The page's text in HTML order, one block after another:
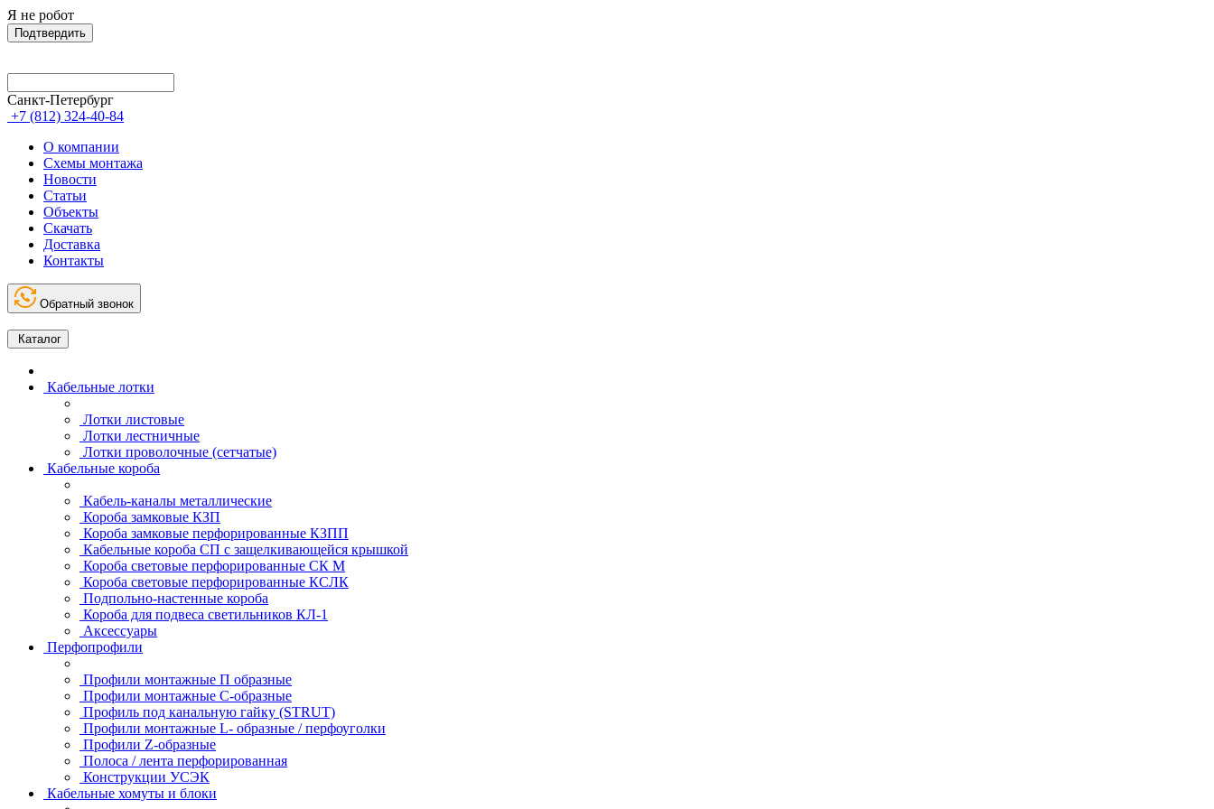
Я не робот
Подтвердить
Санкт-Петербург
+7 (812) 324-40-84
О компании
Схемы монтажа
Новости
Статьи
Объекты
Скачать
Доставка
Контакты
Обратный звонок
Каталог
Кабельные лотки
Лотки листовые
Лотки лестничные
Лотки проволочные (сетчатые)
Кабельные короба
Кабель-каналы металлические
Короба замковые КЗП
Короба замковые перфорированные КЗПП
Кабельные короба СП с защелкивающейся крышкой
Короба световые перфорированные СК М
Короба световые перфорированные КСЛК
Подпольно-настенные короба
Короба для подвеса светильников КЛ-1
Аксессуары
Перфопрофили
Профили монтажные П образные
Профили монтажные C-образные
Профиль под канальную гайку (STRUT)
Профили монтажные L- образные / перфоуголки
Профили Z-образные
Полоса / лента перфорированная
Конструкции УСЭК
Кабельные хомуты и блоки